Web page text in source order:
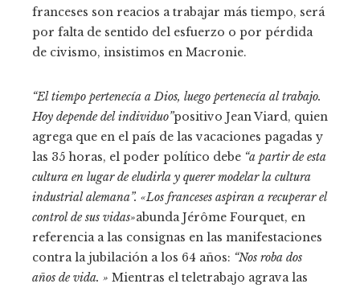
franceses son reacios a trabajar más tiempo, será
por falta de sentido del esfuerzo o por pérdida
de civismo, insistimos en Macronie.
“El tiempo pertenecía a Dios, luego pertenecía al trabajo.
Hoy depende del individuo”positivo Jean Viard, quien
agrega que en el país de las vacaciones pagadas y
las 35 horas, el poder político debe “a partir de esta
cultura en lugar de eludirla y querer modelar la cultura
industrial alemana”. «Los franceses aspiran a recuperar el
control de sus vidas»abunda Jérôme Fourquet, en
referencia a las consignas en las manifestaciones
contra la jubilación a los 64 años: “Nos roba dos
años de vida. » Mientras el teletrabajo agrava las